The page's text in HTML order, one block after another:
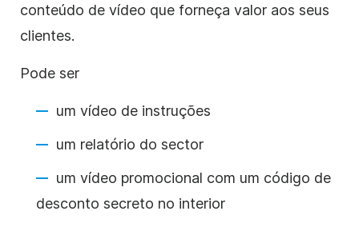
conteúdo de vídeo que forneça valor aos seus
clientes.
Pode ser
um vídeo de instruções
um relatório do sector
um vídeo promocional com um código de
desconto secreto no interior